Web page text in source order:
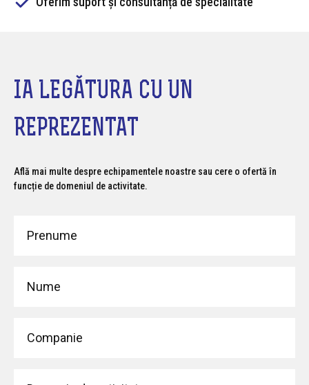
IA LEGĂTURA CU UN
REPREZENTAT
Află mai multe despre echipamentele noastre sau cere o ofertă în
funcție de domeniul de activitate.